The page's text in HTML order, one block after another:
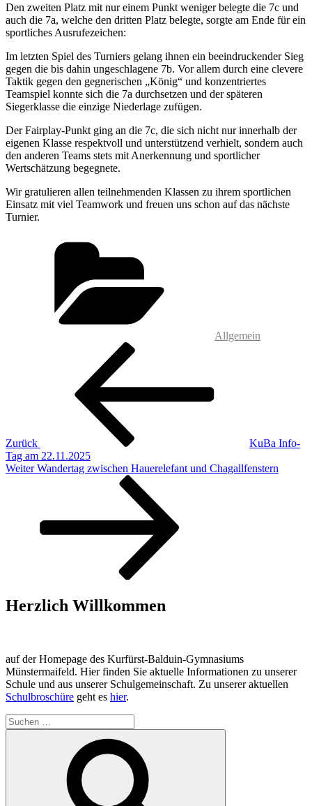
Den zweiten Platz mit nur einem Punkt weniger belegte die 7c und
auch die 7a, welche den dritten Platz belegte, sorgte am Ende für ein
sportliches Ausrufezeichen:
Im letzten Spiel des Turniers gelang ihnen ein beeindruckender Sieg
gegen die bis dahin ungeschlagene 7b. Vor allem durch eine clevere
Taktik gegen den gegnerischen „König“ und konzentriertes
Teamspiel konnte sich die 7a durchsetzen und der späteren
Siegerklasse die einzige Niederlage zufügen.
Der Fairplay-Punkt ging an die 7c, die sich nicht nur innerhalb der
eigenen Klasse respektvoll und unterstützend verhielt, sondern auch
den anderen Teams stets mit Anerkennung und sportlicher
Wertschätzung begegnete.
Wir gratulieren allen teilnehmenden Klassen zu ihrem sportlichen
Einsatz mit viel Teamwork und freuen uns schon auf das nächste
Turnier.
Allgemein
Beitragsnavigation
Zurück
KuBa Info-
Tag am 22.11.2025
Nächster
Weiter Wandertag zwischen Hauerelefant und Chagallfenstern
Herzlich Willkommen
auf der Homepage des Kurfürst-Balduin-Gymnasiums
Münstermaifeld. Hier finden Sie aktuelle Informationen zu unserer
Schule und aus unserer Schulgemeinschaft. Zu unserer aktuellen
Schulbroschüre geht es hier.
Suchen
nach: